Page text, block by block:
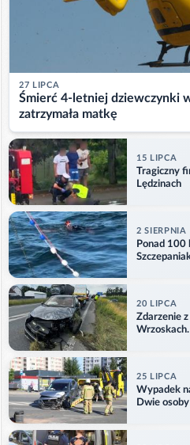
27 LIPCA
Śmierć 4-letniej dziewczynki
zatrzymała matkę
15 LIPCA
Tragiczny
Lędzinach
2 SIERPNIA
Ponad 100
20 LIPCA
Zdarzenie
25 LIPCA
Wypadek
Dwie